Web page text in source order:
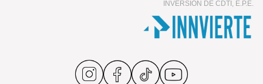
INVERSIÓN DE CDTI, E.P.E.